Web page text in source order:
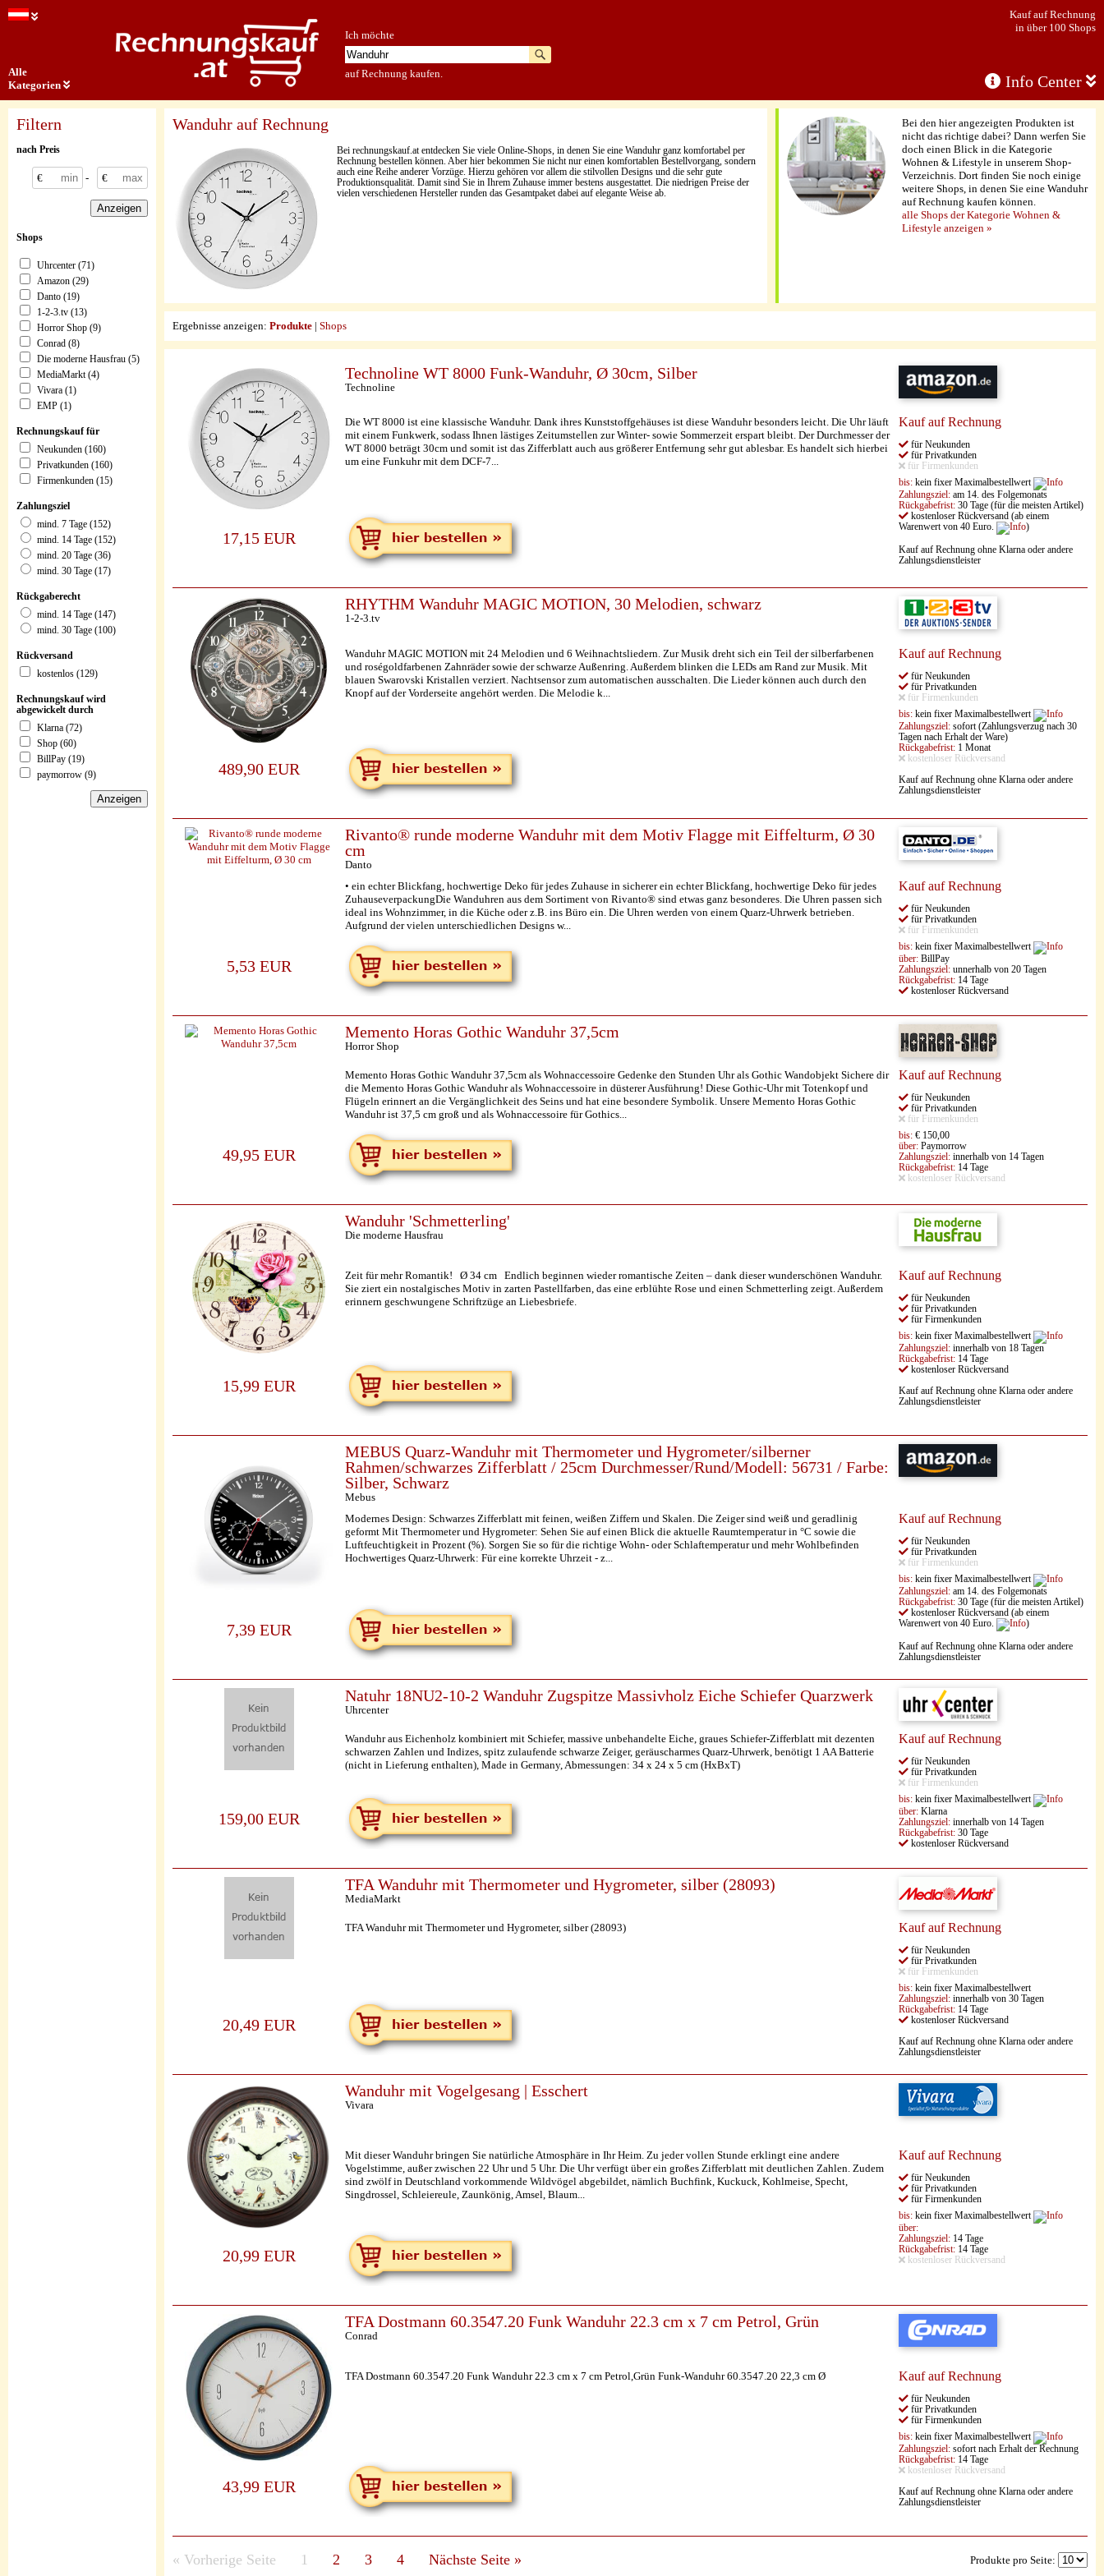
Alle
Kategorien
Ich möchte
auf Rechnung kaufen. Info Center
Kauf auf Rechnung
in über 100 Shops
Filtern
nach Preis
€ - €
Shops
Uhrcenter (71)
Amazon (29)
Danto (19)
1-2-3.tv (13)
Horror Shop (9)
Conrad (8)
Die moderne Hausfrau (5)
MediaMarkt (4)
Vivara (1)
EMP (1)
Rechnungskauf für
Neukunden (160)
Privatkunden (160)
Firmenkunden (15)
Zahlungsziel
mind. 7 Tage (152)
mind. 14 Tage (152)
mind. 20 Tage (36)
mind. 30 Tage (17)
Rückgaberecht
mind. 14 Tage (147)
mind. 30 Tage (100)
Rückversand
kostenlos (129)
Rechnungskauf wird
abgewickelt durch
Klarna (72)
Shop (60)
BillPay (19)
paymorrow (9)
Wanduhr auf Rechnung
Bei rechnungskauf.at entdecken Sie viele Online-Shops, in denen Sie eine Wanduhr ganz komfortabel per
Rechnung bestellen können. Aber hier bekommen Sie nicht nur einen komfortablen Bestellvorgang, sondern
auch eine Reihe anderer Vorzüge. Hierzu gehören vor allem die stilvollen Designs und die sehr gute
Produktionsqualität. Damit sind Sie in Ihrem Zuhause immer bestens ausgestattet. Die niedrigen Preise der
vielen verschiedenen Hersteller runden das Gesamtpaket dabei auf elegante Weise ab.
Bei den hier angezeigten Produkten ist
nicht das richtige dabei? Dann werfen Sie
doch einen Blick in die Kategorie
Wohnen & Lifestyle in unserem Shop-
Verzeichnis. Dort finden Sie noch einige
weitere Shops, in denen Sie eine Wanduhr
auf Rechnung kaufen können.
alle Shops der Kategorie Wohnen &
Lifestyle anzeigen »
Ergebnisse anzeigen: Produkte | Shops
Technoline WT 8000 Funk-Wanduhr, Ø 30cm, Silber
Technoline
17,15 EUR
Die WT 8000 ist eine klassische Wanduhr. Dank ihres Kunststoffgehäuses ist diese Wanduhr besonders leicht. Die Uhr läuft
mit einem Funkwerk, sodass Ihnen lästiges Zeitumstellen zur Winter- sowie Sommerzeit erspart bleibt. Der Durchmesser der
WT 8000 beträgt 30cm und somit ist das Zifferblatt auch aus größerer Entfernung sehr gut ablesbar. Es handelt sich hierbei
um eine Funkuhr mit dem DCF-7...
Kauf auf Rechnung
für Neukunden
für Privatkunden
für Firmenkunden
bis: kein fixer Maximalbestellwert
Zahlungsziel: am 14. des Folgemonats
Rückgabefrist: 30 Tage (für die meisten Artikel)
kostenloser Rückversand (ab einem
Warenwert von 40 Euro.
)
Kauf auf Rechnung ohne Klarna oder andere
Zahlungsdienstleister
RHYTHM Wanduhr MAGIC MOTION, 30 Melodien, schwarz
1-2-3.tv
489,90 EUR
Wanduhr MAGIC MOTION mit 24 Melodien und 6 Weihnachtsliedern. Zur Musik dreht sich ein Teil der silberfarbenen
und roségoldfarbenen Zahnräder sowie der schwarze Außenring. Außerdem blinken die LEDs am Rand zur Musik. Mit
blauen Swarovski Kristallen verziert. Nachtsensor zum automatischen ausschalten. Die Lieder können auch durch den
Knopf auf der Vorderseite angehört werden. Die Melodie k...
Kauf auf Rechnung
für Neukunden
für Privatkunden
für Firmenkunden
bis: kein fixer Maximalbestellwert
Zahlungsziel: sofort (Zahlungsverzug nach 30
Tagen nach Erhalt der Ware)
Rückgabefrist: 1 Monat
kostenloser Rückversand
Kauf auf Rechnung ohne Klarna oder andere
Zahlungsdienstleister
Rivanto® runde moderne Wanduhr mit dem Motiv Flagge mit Eiffelturm, Ø 30
cm
Danto
5,53 EUR
• ein echter Blickfang, hochwertige Deko für jedes Zuhause in sicherer ein echter Blickfang, hochwertige Deko für jedes
ZuhauseverpackungDie Wanduhren aus dem Sortiment von Rivanto® sind etwas ganz besonderes. Die Uhren passen sich
ideal ins Wohnzimmer, in die Küche oder z.B. ins Büro ein. Die Uhren werden von einem Quarz-Uhrwerk betrieben.
Aufgrund der vielen unterschiedlichen Designs w...
Kauf auf Rechnung
für Neukunden
für Privatkunden
für Firmenkunden
bis: kein fixer Maximalbestellwert
über: BillPay
Zahlungsziel: unnerhalb von 20 Tagen
Rückgabefrist: 14 Tage
kostenloser Rückversand
Memento Horas Gothic Wanduhr 37,5cm
Horror Shop
49,95 EUR
Memento Horas Gothic Wanduhr 37,5cm als Wohnaccessoire Gedenke den Stunden Uhr als Gothic Wandobjekt Sichere dir
die Memento Horas Gothic Wanduhr als Wohnaccessoire in düsterer Ausführung! Diese Gothic-Uhr mit Totenkopf und
Flügeln erinnert an die Vergänglichkeit des Seins und hat eine besondere Symbolik. Unsere Memento Horas Gothic
Wanduhr ist 37,5 cm groß und als Wohnaccessoire für Gothics...
Kauf auf Rechnung
für Neukunden
für Privatkunden
für Firmenkunden
bis: € 150,00
über: Paymorrow
Zahlungsziel: innerhalb von 14 Tagen
Rückgabefrist: 14 Tage
kostenloser Rückversand
Wanduhr 'Schmetterling'
Die moderne Hausfrau
15,99 EUR
Zeit für mehr Romantik! Ø 34 cm Endlich beginnen wieder romantische Zeiten – dank dieser wunderschönen Wanduhr.
Sie ziert ein nostalgisches Motiv in zarten Pastellfarben, das eine erblühte Rose und einen Schmetterling zeigt. Außerdem
erinnern geschwungene Schriftzüge an Liebesbriefe.
Kauf auf Rechnung
für Neukunden
für Privatkunden
für Firmenkunden
bis: kein fixer Maximalbestellwert
Zahlungsziel: innerhalb von 18 Tagen
Rückgabefrist: 14 Tage
kostenloser Rückversand
Kauf auf Rechnung ohne Klarna oder andere
Zahlungsdienstleister
MEBUS Quarz-Wanduhr mit Thermometer und Hygrometer/silberner
Rahmen/schwarzes Zifferblatt / 25cm Durchmesser/Rund/Modell: 56731 / Farbe:
Silber, Schwarz
Mebus
7,39 EUR
Modernes Design: Schwarzes Zifferblatt mit feinen, weißen Ziffern und Skalen. Die Zeiger sind weiß und geradlinig
geformt Mit Thermometer und Hygrometer: Sehen Sie auf einen Blick die aktuelle Raumtemperatur in °C sowie die
Luftfeuchtigkeit in Prozent (%). Sorgen Sie so für die richtige Wohn- oder Schlaftemperatur und mehr Wohlbefinden
Hochwertiges Quarz-Uhrwerk: Für eine korrekte Uhrzeit - z...
Kauf auf Rechnung
für Neukunden
für Privatkunden
für Firmenkunden
bis: kein fixer Maximalbestellwert
Zahlungsziel: am 14. des Folgemonats
Rückgabefrist: 30 Tage (für die meisten Artikel)
kostenloser Rückversand (ab einem
Warenwert von 40 Euro.
)
Kauf auf Rechnung ohne Klarna oder andere
Zahlungsdienstleister
Natuhr 18NU2-10-2 Wanduhr Zugspitze Massivholz Eiche Schiefer Quarzwerk
Uhrcenter
159,00 EUR
Wanduhr aus Eichenholz kombiniert mit Schiefer, massive unbehandelte Eiche, graues Schiefer-Zifferblatt mit dezenten
schwarzen Zahlen und Indizes, spitz zulaufende schwarze Zeiger, geräuscharmes Quarz-Uhrwerk, benötigt 1 AA Batterie
(nicht in Lieferung enthalten), Made in Germany, Abmessungen: 34 x 24 x 5 cm (HxBxT)
Kauf auf Rechnung
für Neukunden
für Privatkunden
für Firmenkunden
bis: kein fixer Maximalbestellwert
über: Klarna
Zahlungsziel: innerhalb von 14 Tagen
Rückgabefrist: 30 Tage
kostenloser Rückversand
TFA Wanduhr mit Thermometer und Hygrometer, silber (28093)
MediaMarkt
20,49 EUR
TFA Wanduhr mit Thermometer und Hygrometer, silber (28093) Kauf auf Rechnung
für Neukunden
für Privatkunden
für Firmenkunden
bis: kein fixer Maximalbestellwert
Zahlungsziel: innerhalb von 30 Tagen
Rückgabefrist: 14 Tage
kostenloser Rückversand
Kauf auf Rechnung ohne Klarna oder andere
Zahlungsdienstleister
Wanduhr mit Vogelgesang | Esschert
Vivara
20,99 EUR
Mit dieser Wanduhr bringen Sie natürliche Atmosphäre in Ihr Heim. Zu jeder vollen Stunde erklingt eine andere
Vogelstimme, außer zwischen 22 Uhr und 5 Uhr. Die Uhr verfügt über ein großes Zifferblatt mit deutlichen Zahlen. Zudem
sind zwölf in Deutschland vorkommende Wildvögel abgebildet, nämlich Buchfink, Kuckuck, Kohlmeise, Specht,
Singdrossel, Schleiereule, Zaunkönig, Amsel, Blaum...
Kauf auf Rechnung
für Neukunden
für Privatkunden
für Firmenkunden
bis: kein fixer Maximalbestellwert
über:
Zahlungsziel: 14 Tage
Rückgabefrist: 14 Tage
kostenloser Rückversand
TFA Dostmann 60.3547.20 Funk Wanduhr 22.3 cm x 7 cm Petrol, Grün
Conrad
43,99 EUR
TFA Dostmann 60.3547.20 Funk Wanduhr 22.3 cm x 7 cm Petrol,Grün Funk-Wanduhr 60.3547.20 22,3 cm Ø Kauf auf Rechnung
für Neukunden
für Privatkunden
für Firmenkunden
bis: kein fixer Maximalbestellwert
Zahlungsziel: sofort nach Erhalt der Rechnung
Rückgabefrist: 14 Tage
kostenloser Rückversand
Kauf auf Rechnung ohne Klarna oder andere
Zahlungsdienstleister
« Vorherige Seite 1 2 3 4 Nächste Seite » Produkte pro Seite: